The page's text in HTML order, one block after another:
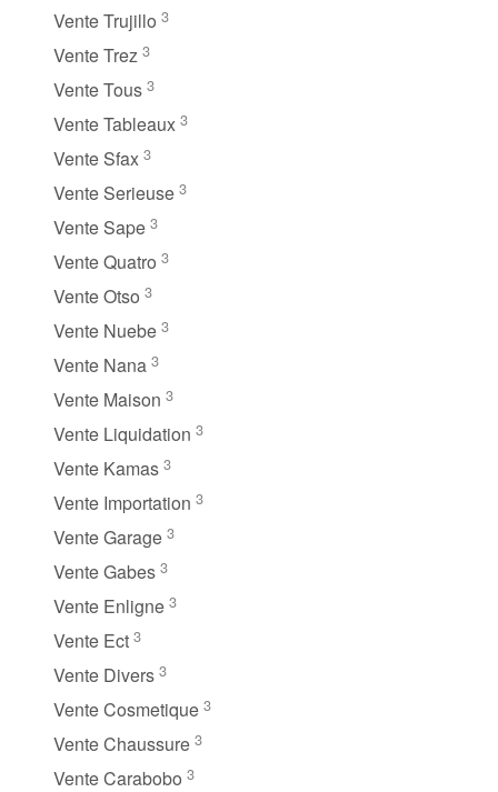
Vente Trujillo 3
Vente Trez 3
Vente Tous 3
Vente Tableaux 3
Vente Sfax 3
Vente Serieuse 3
Vente Sape 3
Vente Quatro 3
Vente Otso 3
Vente Nuebe 3
Vente Nana 3
Vente Maison 3
Vente Liquidation 3
Vente Kamas 3
Vente Importation 3
Vente Garage 3
Vente Gabes 3
Vente Enligne 3
Vente Ect 3
Vente Divers 3
Vente Cosmetique 3
Vente Chaussure 3
Vente Carabobo 3